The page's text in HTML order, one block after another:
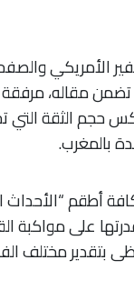
الأمريكي
مقاله، مرفقة
حجم الثقة
بالمغرب.
أطقم “الأحداث
على مواكبة
بتقدير مختلف